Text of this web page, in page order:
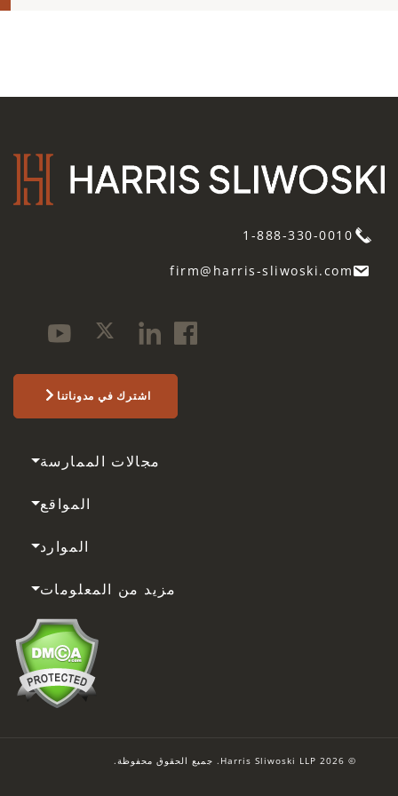
1-888-330-0010
firm@harris-sliwoski.com
اشترك في مدوناتنا
مجالات الممارسة
المواقع
الموارد
مزيد من المعلومات
© 2026 Harris Sliwoski LLP. جميع الحقوق محفوظة.